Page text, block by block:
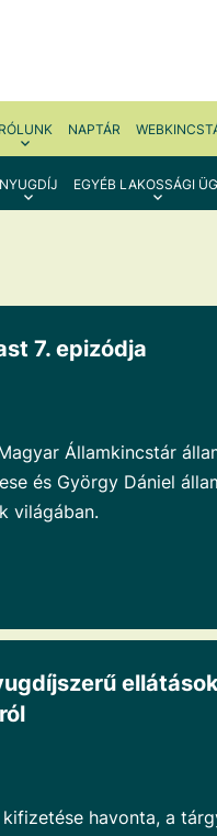
RÓLUNK NAPTÁR
NYUGDÍJ EGYÉB LAKOSSÁGI
7. epizódja
Államkincstár
és György Dániel
világában.
havonta, a